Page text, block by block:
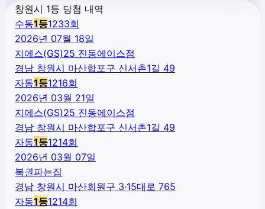
창원시 1등 당첨 내역
수동1등1233회
2026년 07월 18일
지에스(GS)25 진동에이스점
경남 창원시 마산합포구 신서촌1길 49
자동1등1216회
2026년 03월 21일
지에스(GS)25 진동에이스점
경남 창원시 마산합포구 신서촌1길 49
자동1등1214회
2026년 03월 07일
복권파는집
경남 창원시 마산회원구 3·15대로 765
자동1등1214회